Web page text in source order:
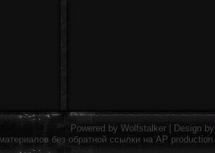
Powered by Wolfstalker | Design by
без обратной ссылки на AP production